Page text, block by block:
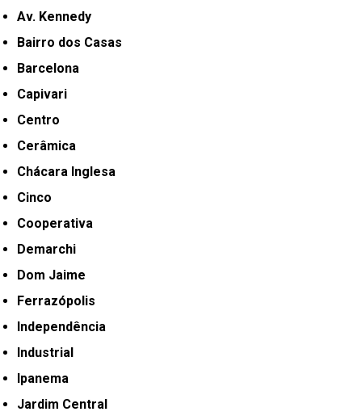
Av. Kennedy
Bairro dos Casas
Barcelona
Capivari
Centro
Cerâmica
Chácara Inglesa
Cinco
Cooperativa
Demarchi
Dom Jaime
Ferrazópolis
Independência
Industrial
Ipanema
Jardim Central